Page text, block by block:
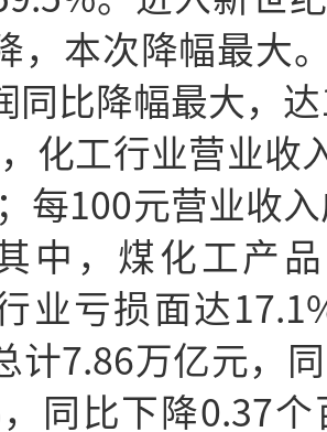
，本次降幅最大
同比降幅最大，
化工行业营业收
每100元营业收
中，煤化工产
业亏损面达
计7.86万亿元，
同比下降0.37